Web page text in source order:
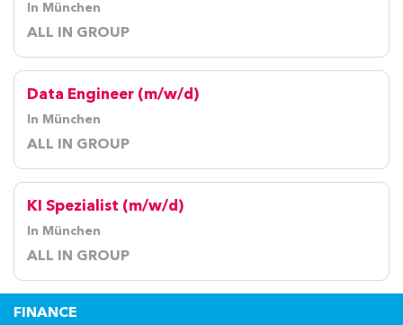
In München
ALL IN GROUP
Data Engineer (m/w/d)
In München
ALL IN GROUP
KI Spezialist (m/w/d)
In München
ALL IN GROUP
FINANCE